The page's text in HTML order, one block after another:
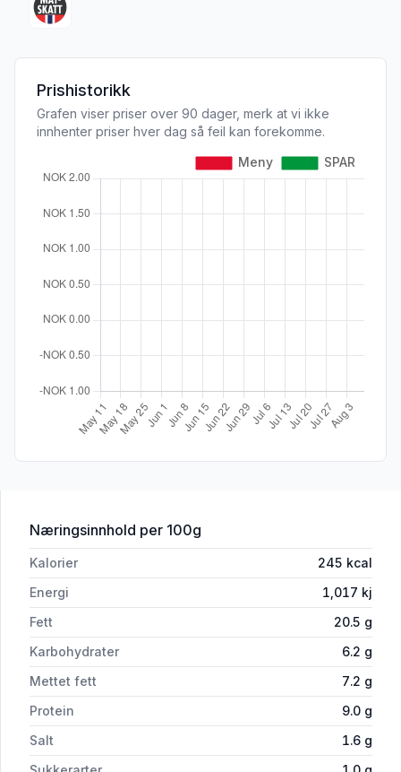
Prishistorikk
Grafen viser priser over 90 dager, merk at vi ikke
innhenter priser hver dag så feil kan forekomme.
Næringsinnhold for 'Medisterfarse Fin Ca4kg
per 100g
Kalorier 245 kcal
Energi
1,017 kj
Fett
20.5 g
Karbohydrater
6.2 g
Mettet fett
7.2 g
Protein
9.0 g
Salt
1.6 g